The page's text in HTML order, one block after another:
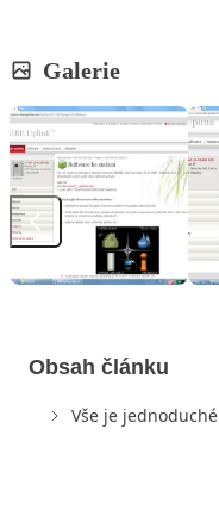
Galerie
Obsah článku
Vše je